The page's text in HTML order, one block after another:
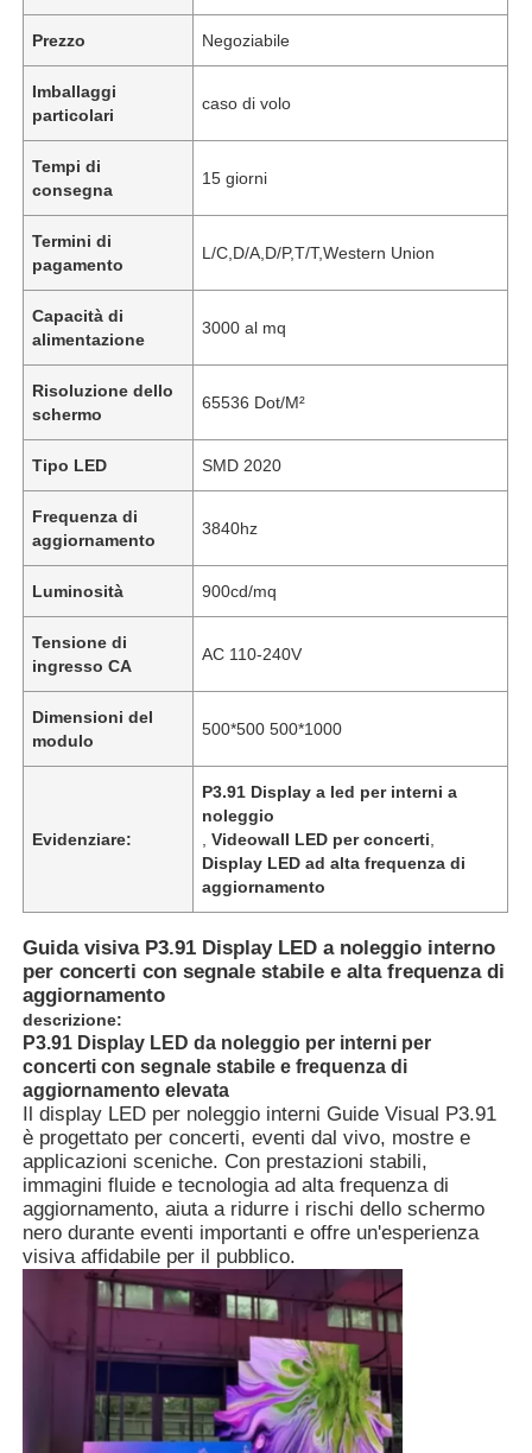
Video
Prezzo Negoziabile
Imballaggi
particolari
caso di volo
Tempi di
consegna
15 giorni
Termini di
pagamento
L/C,D/A,D/P,T/T,Western Union
Capacità di
alimentazione
3000 al mq
Risoluzione dello
schermo
65536 Dot/M²
Tipo LED SMD 2020
Frequenza di
aggiornamento
3840hz
Luminosità 900cd/mq
Tensione di
ingresso CA
AC 110-240V
Dimensioni del
modulo
500*500 500*1000
Evidenziare:
P3.91 Display a led per interni a
noleggio
,Videowall LED per concerti
Display LED ad alta frequenza di
aggiornamento
Guida visiva P3.91 Display LED a noleggio interno
per concerti con segnale stabile e alta frequenza di
aggiornamento
descrizione:
P3.91 Display LED da noleggio per interni per
concerti con segnale stabile e frequenza di
aggiornamento elevata
Il display LED per noleggio interni Guide Visual P3.91
è progettato per concerti, eventi dal vivo, mostre e
applicazioni sceniche. Con prestazioni stabili,
immagini fluide e tecnologia ad alta frequenza di
aggiornamento, aiuta a ridurre i rischi dello schermo
nero durante eventi importanti e offre un'esperienza
visiva affidabile per il pubblico.